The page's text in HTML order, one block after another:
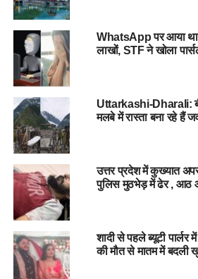
के बाद शव उन्हें सौंप दिया गया।
फेरे लेने के 24 घंटे बाद उजड़ा सुहाग
इस हादसे ने दुल्हन रूसी का सुहाग उजाड़ दिया।
अभी तक उसे नहीं दी गई है। रामेश्वर ने कहा,
बेटों में दूसरे नंबर का था। हम घर पर क्या
दुल्हन की दुनिया उजड़ गई है, उसे कैसे
#SuspensefulWedding, #
# GroomDeath, #
WhatsApp पर आया
लाखों, STF ने खोला
Uttarkashi-Dharali:
मलबे में रास्ता बना रहे हैं
उत्तर प्रदेश में कुख्यात
पुलिस मुठभेड़ में ढेर , आठ
शादी से पहले ब्यूटी पार्लर
की मौत से मातम में बदली